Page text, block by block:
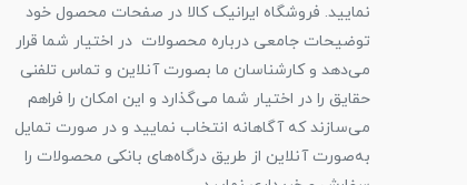
نمایید. فروشگاه ایرانیک کالا در صفحات محصول خود
توضیحات جامعی درباره محصولات در اختیار شما قرار
می‌دهد و کارشناسان ما بصورت آنلاین و تماس تلفنی
حقایق را در اختیار شما می‌گذارد و این امکان را فراهم
می‌سازند که آگاهانه انتخاب نمایید و در صورت تمایل
به‌صورت آنلاین از طریق درگاه‌های بانکی محصولات را